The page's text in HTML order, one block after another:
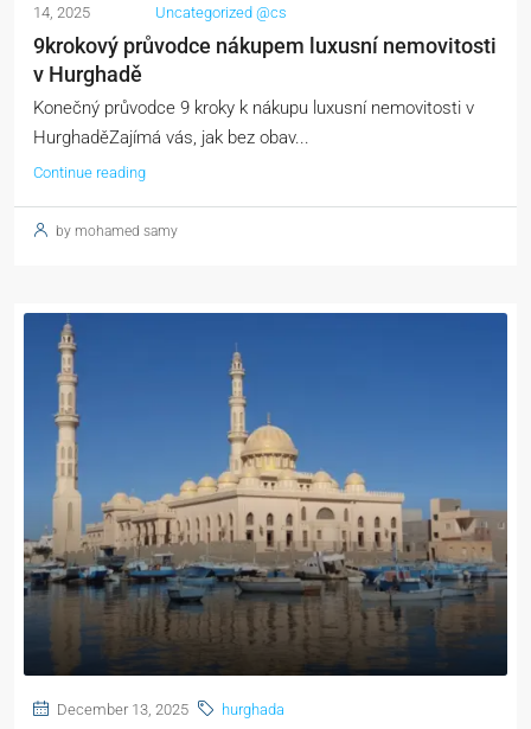
14, 2025
Uncategorized @cs
9krokový průvodce nákupem luxusní nemovitosti
v Hurghadě
Konečný průvodce 9 kroky k nákupu luxusní nemovitosti v
HurghaděZajímá vás, jak bez obav...
Continue reading
by mohamed samy
December 13, 2025 hurghada